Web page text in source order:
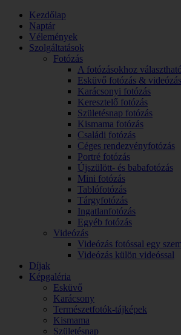
Kezdőlap
Naptár
Vélemények
Szolgáltatások
Fotózás
A fotózásokhoz
Esküvő fotózás & videózás
Karácsonyi fotózás
Keresztelő fotózás
Születésnap fotózás
Kismama fotózás
Családi fotózás
Céges rendezvényfotózás
Portré fotózás
Újszülött- és babafotózás
Mini fotózás
Tablófotózás
Tárgyfotózás
Ingatlanfotózás
Egyéb fotózás
Videózás
Videózás fotóssal egy
Videózás külön videóssal
Díjak
Képgaléria
Esküvő
Karácsony
Természetfotók-tájképek
Kismama
Születésnap